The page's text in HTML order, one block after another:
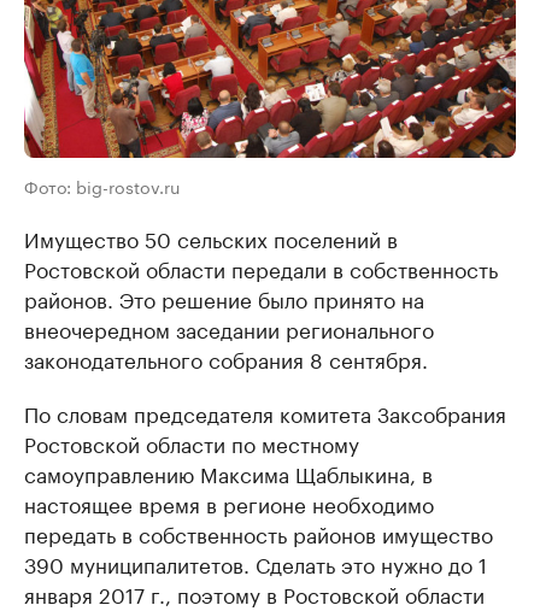
Фото: big-rostov.ru
Имущество 50 сельских поселений в
Ростовской области передали в собственность
районов. Это решение было принято на
внеочередном заседании регионального
законодательного собрания 8 сентября.
По словам председателя комитета Заксобрания
Ростовской области по местному
самоуправлению Максима Щаблыкина, в
настоящее время в регионе необходимо
передать в собственность районов имущество
390 муниципалитетов. Сделать это нужно до 1
января 2017 г., поэтому в Ростовской области